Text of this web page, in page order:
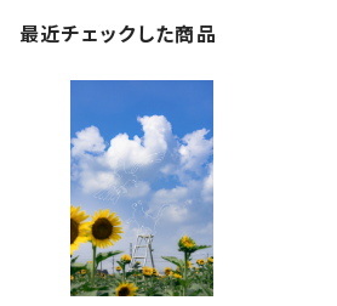
最近チェックした商品